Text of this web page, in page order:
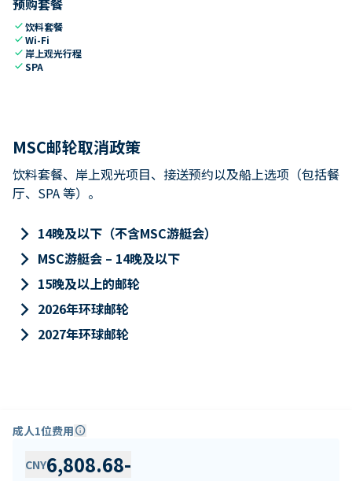
check饮料套餐
checkWi-Fi
check 岸上观光行程
checkSPA
MSC邮轮取消政策
饮料套餐、岸上观光项目、接送预约以及船上选项（包括餐
厅、SPA 等）。
keyboard_arrow_right 14晚及以下（不含MSC游艇会）
keyboard_arrow_right MSC游艇会 – 14晚及以下
keyboard_arrow_right 15晚及以上的邮轮
keyboard_arrow_right 2026年环球邮轮
keyboard_arrow_right 2027年环球邮轮
成人1位费用info
CNY6,808.68-